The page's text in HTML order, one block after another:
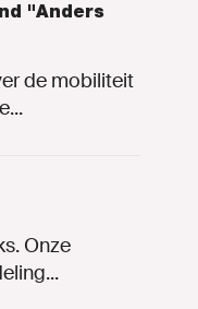
"Anders
de mobiliteit
Onze